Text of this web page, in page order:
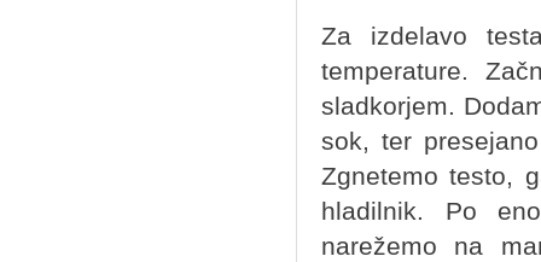
Za izdelavo
temperature.
sladkorjem.
sok, ter
Zgnetemo testo,
hladilnik. Po
narežemo na